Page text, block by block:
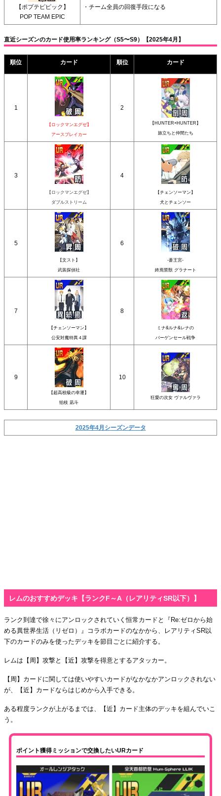
【ポプテピピック】
POP TEAM EPIC
・チーム全員の回復手段になる
直近シーズンのカード使用率ランキング（S5〜S9）【2025年4月】
順位 カード 順位 カード
1
【ロックマンエグゼ】
アースブレイカー
2
【HUNTER×HUNTER】
旅立ちと仲間たち
3
【ロックマンエグゼ】
ダブルストリーム
4
【チェンソーマン】
犬とチェンソー
5
【文スト】
武装探偵社
6
-蒼王宮-
終焉禁獣 グラナート
7
【チェンソーマン】
公安対魔特異４課
8
ミナ&ルナ&レナの
バーゲンセール戦争
9
【超高校級の幸運】
狛枝 凪斗
10
狂愛の次女 ヴァルヴァラ
2025年4月シーズンデータ
レムのおすすめデッキ【ランクF～A（レアリティSR以下）】
ランク到達で徐々にアンロックされていく恒常カードと『Re:ゼロから始
める異世界生活（リゼロ）』コラボカードのなかから、レアリティSR以
下のカードのみを使ったデッキを節目ごとに紹介する。
レムは【周】攻撃と【近】攻撃を得意とするアタッカー。
【周】カードに関しては使いやすいカードがなかなかアンロックされない
が、【近】カードならはじめから入手できる。
ある程度ランクが上がるまでは、【近】カード主体のデッキを組んでいこ
う。
ポイント獲得ミッションで交換したいURカード